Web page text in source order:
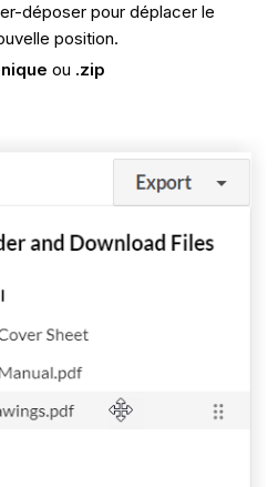
déposer pour déplacer le
position.
ou .zip